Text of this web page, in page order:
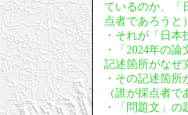
ているのか、「
点者であろうと
・それが「日
・「2024年の
記述箇所がなぜ
・その記述箇
（誰が採点者で
・「問題文」